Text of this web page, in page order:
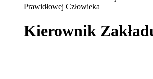
Prawidłowej Człowieka
Kierownik